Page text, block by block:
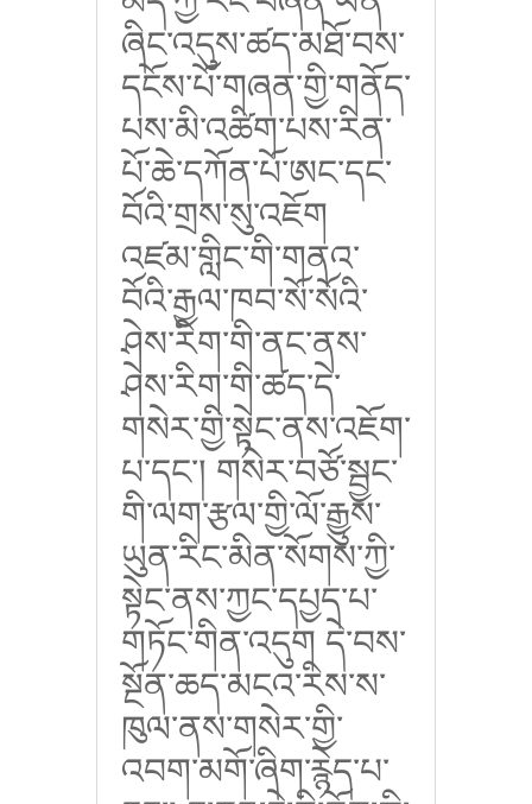
ཞིང་འདུས་ཚད་མཐོ་བས་
དངོས་པོ་གཞན་གྱི་གནོད་
པས་མི་འཚིག་པས་རིན་
པོ་ཆེ་དཀོན་པོ་ཨང་དང་
བོའི་གྲས་སུ་འཇོག
འཛམ་གླིང་གི་གནའ་
བོའི་རྒྱལ་ཁབ་སོ་སོའི་
ཤེས་རིག་གི་ནང་ནས་
ཤེས་རིག་གི་ཚད་དེ་
གསེར་གྱི་སྟེང་ནས་འཇོག་
པ་དང་། གསེར་བཙོ་སྦྱང་
གི་ལག་རྩལ་གྱི་ལོ་རྒྱུས་
ཡུན་རིང་མིན་སོགས་ཀྱི་
སྟེང་ནས་ཀྱང་དཔྱད་པ་
གཏོང་གིན་འདུག དེ་བས་
སྔོན་ཆད་མངའ་རིས་ས་
ཁུལ་ནས་གསེར་གྱི་
འབག་མགོ་ཞིག་རྙེད་པ་